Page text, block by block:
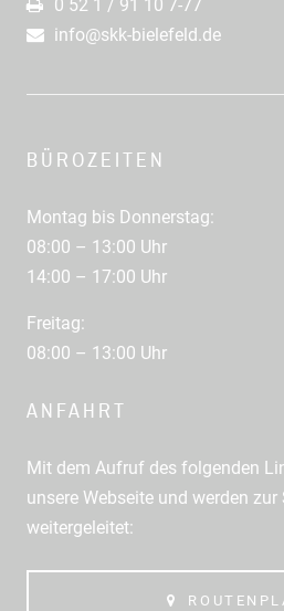
0 52 1 / 91 10 7-77
info@skk-bielefeld.de
BÜROZEITEN
Montag bis Donnerstag:
08:00 – 13:00 Uhr
14:00 – 17:00 Uhr
Freitag:
08:00 – 13:00 Uhr
ANFAHRT
Mit dem Aufruf des folgenden
unsere Webseite und werden
weitergeleitet: